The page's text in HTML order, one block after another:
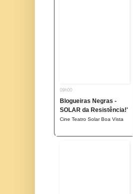
09h00
Blogueiras Negras -
SOLAR da Resistência!'
Cine Teatro Solar Boa Vista